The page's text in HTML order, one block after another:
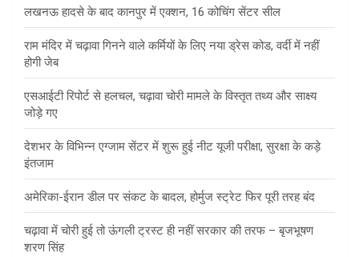
लखनऊ हादसे के बाद कानपुर में एक्शन, 16 कोचिंग सेंटर सील
राम मंदिर में चढ़ावा गिनने वाले कर्मियों के लिए नया ड्रेस कोड, वर्दी में नहीं
होगी जेब
एसआईटी रिपोर्ट से हलचल, चढ़ावा चोरी मामले के विस्तृत तथ्य और साक्ष्य
जोड़े गए
देशभर के विभिन्न एग्जाम सेंटर में शुरू हुई नीट यूजी परीक्षा, सुरक्षा के कड़े
इंतजाम
अमेरिका-ईरान डील पर संकट के बादल, होर्मुज स्ट्रेट फिर पूरी तरह बंद
चढ़ावा में चोरी हुई तो ऊंगली ट्रस्ट ही नहीं सरकार की तरफ – बृजभूषण
शरण सिंह